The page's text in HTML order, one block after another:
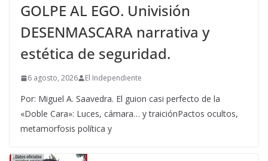
GOLPE AL EGO. Univisión
DESENMASCARA narrativa y
estética de seguridad.
6 agosto, 2026 El Independiente
Por: Miguel A. Saavedra. El guion casi perfecto de la
«Doble Cara»: Luces, cámara… y traiciónPactos ocultos,
metamorfosis política y